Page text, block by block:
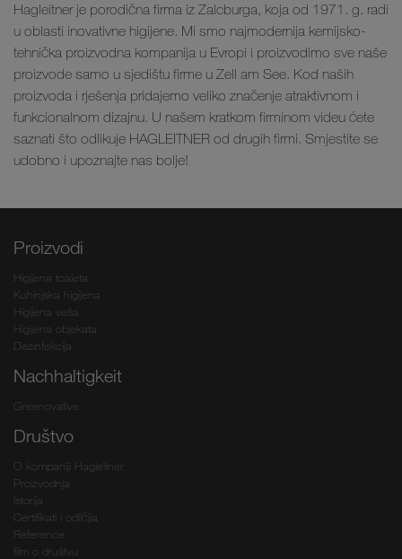
Hagleitner je porodična firma iz Zalcburga, koja od 1971. g. radi
u oblasti inovativne higijene. Mi smo najmodernija kemijsko-
tehnička proizvodna kompanija u Evropi i proizvodimo sve naše
proizvode samo u sjedištu firme u Zell am See. Kod naših
proizvoda i rješenja pridajemo veliko značenje atraktivnom i
funkcionalnom dizajnu. U našem kratkom firminom videu ćete
saznati što odlikuje HAGLEITNER od drugih firmi. Smjestite se
udobno i upoznajte nas bolje!
Proizvodi
Higijena toaleta
Kuhinjska higijena
Higijena veša
Higijena objekata
Dezinfekcija
Nachhaltigkeit
Greenovative
Društvo
O kompaniji Hagleitner
Proizvodnja
Istorija
Certifikati i odličjia
Reference
film o društvu